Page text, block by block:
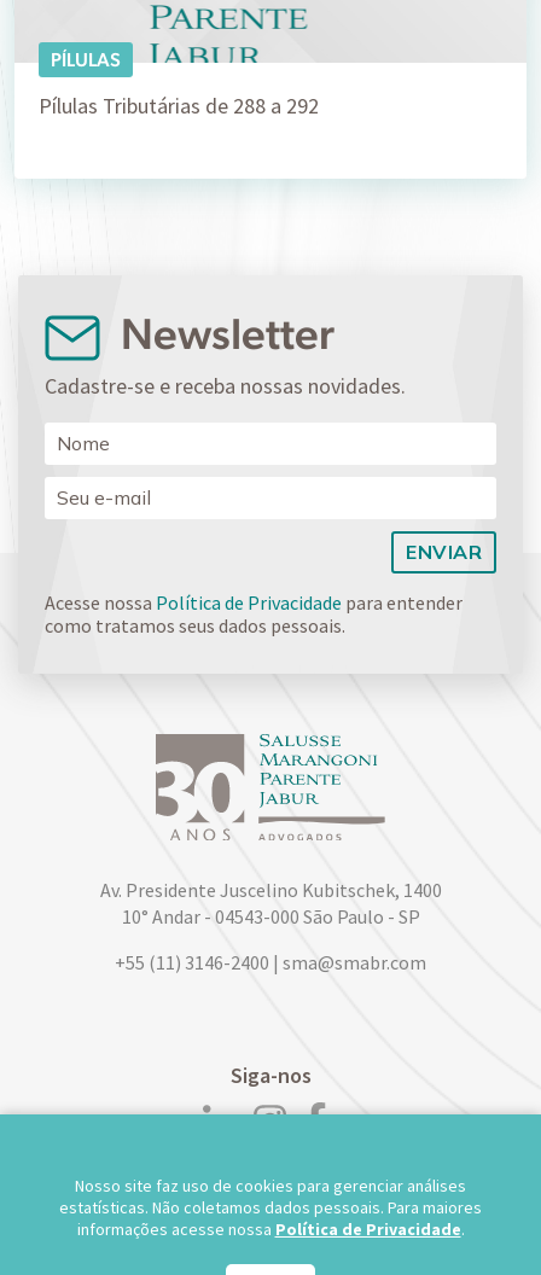
PÍLULAS
Pílulas Tributárias de 288 a 292
Newsletter
Cadastre-se e receba nossas novidades.
Acesse nossa Política de Privacidade para entender
como tratamos seus dados pessoais.
Av. Presidente Juscelino Kubitschek, 1400
10° Andar - 04543-000 São Paulo - SP
+55 (11) 3146-2400 | sma@smabr.com
Siga-nos
POLÍTICA DE PRIVACIDADE DE DADOS
Nosso site faz uso de cookies para gerenciar análises
estatísticas. Não coletamos dados pessoais. Para maiores
informações acesse nossa Política de Privacidade.